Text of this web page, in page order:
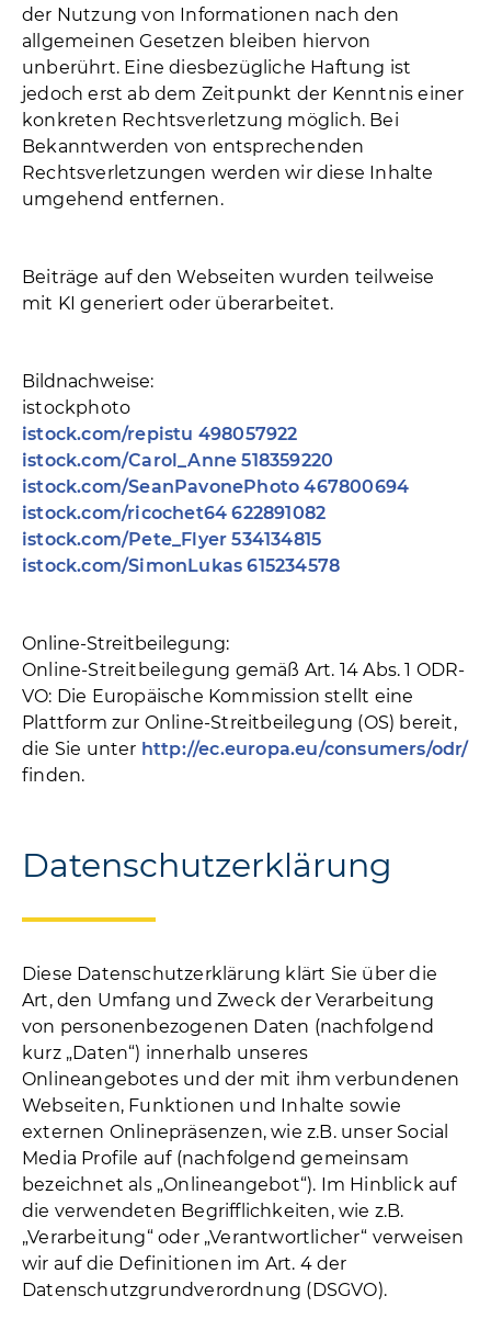
der Nutzung von Informationen nach den
allgemeinen Gesetzen bleiben hiervon
unberührt. Eine diesbezügliche Haftung ist
jedoch erst ab dem Zeitpunkt der Kenntnis einer
konkreten Rechtsverletzung möglich. Bei
Bekanntwerden von entsprechenden
Rechtsverletzungen werden wir diese Inhalte
umgehend entfernen.
Beiträge auf den Webseiten wurden teilweise
mit KI generiert oder überarbeitet.
Bildnachweise:
istockphoto
istock.com/repistu 498057922
istock.com/Carol_Anne 518359220
istock.com/SeanPavonePhoto 467800694
istock.com/ricochet64 622891082
istock.com/Pete_Flyer 534134815
istock.com/SimonLukas 615234578
Online-Streitbeilegung:
Online-Streitbeilegung gemäß Art. 14 Abs. 1 ODR-
VO: Die Europäische Kommission stellt eine
Plattform zur Online-Streitbeilegung (OS) bereit,
die Sie unter http://ec.europa.eu/consumers/odr/
finden.
Datenschutzerklärung
Diese Datenschutzerklärung klärt Sie über die
Art, den Umfang und Zweck der Verarbeitung
von personenbezogenen Daten (nachfolgend
kurz „Daten“) innerhalb unseres
Onlineangebotes und der mit ihm verbundenen
Webseiten, Funktionen und Inhalte sowie
externen Onlinepräsenzen, wie z.B. unser Social
Media Profile auf (nachfolgend gemeinsam
bezeichnet als „Onlineangebot“). Im Hinblick auf
die verwendeten Begrifflichkeiten, wie z.B.
„Verarbeitung“ oder „Verantwortlicher“ verweisen
wir auf die Definitionen im Art. 4 der
Datenschutzgrundverordnung (DSGVO).